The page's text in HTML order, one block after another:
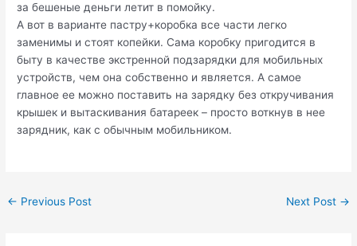
за бешеные деньги летит в помойку.
А вот в варианте пастру+коробка все части легко
заменимы и стоят копейки. Сама коробку пригодится в
быту в качестве экстренной подзарядки для мобильных
устройств, чем она собственно и является. А самое
главное ее можно поставить на зарядку без откручивания
крышек и вытаскивания батареек – просто воткнув в нее
зарядник, как с обычным мобильником.
Post
← Previous Post Next Post →